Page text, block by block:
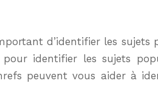
d’identifier les sujets
identifier les sujets
peuvent vous aider à